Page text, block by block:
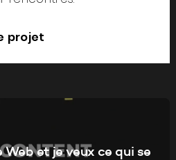
projet
et je veux ce qui se